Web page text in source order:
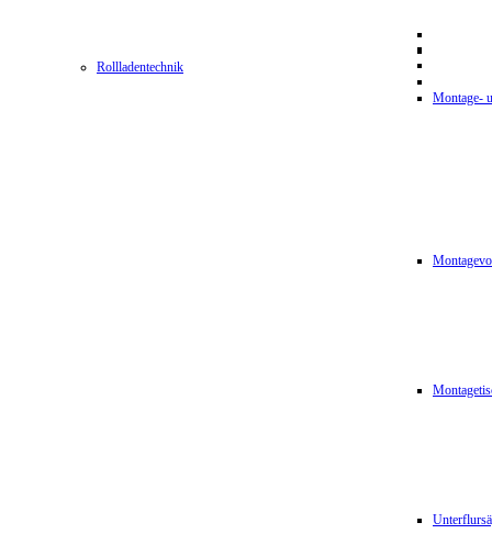
Rollladentechnik
Montage-